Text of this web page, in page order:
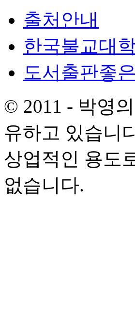
출처안내
한국불교대
도서출판좋
© 2011 - 박영
유하고 있습니
상업적인 용도
없습니다.